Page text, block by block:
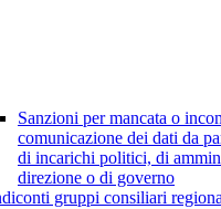
Sanzioni per mancata o
comunicazione dei dati da
di incarichi politici, di
direzione o di governo
gruppi consiliari